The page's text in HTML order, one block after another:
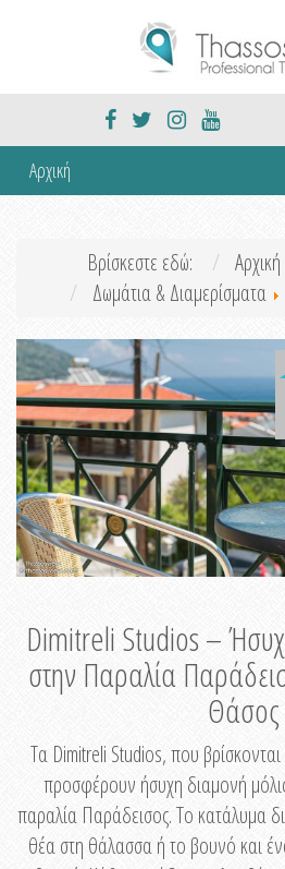
Αρχική
Βρίσκεστε εδώ: Αρχική
Δωμάτια & Διαμερίσματα
Dimitreli Studios –
στην Παραλία
Θάσος
Τα Dimitreli Studios, που
προσφέρουν ήσυχη διαμονή
παραλία Παράδεισος. Το κατάλυμα
θέα στη θάλασσα ή το βουνό και